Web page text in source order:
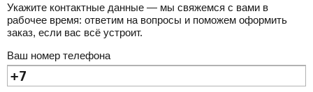
Укажите контактные данные — мы свяжемся с вами в
рабочее время: ответим на вопросы и поможем оформить
заказ, если вас всё устроит.
Ваш номер телефона